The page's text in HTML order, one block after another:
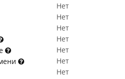
Нет
Нет
Нет
Нет
Нет
Нет
Нет